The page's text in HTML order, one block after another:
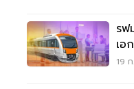
รฟ
เอ
ส้ม
19